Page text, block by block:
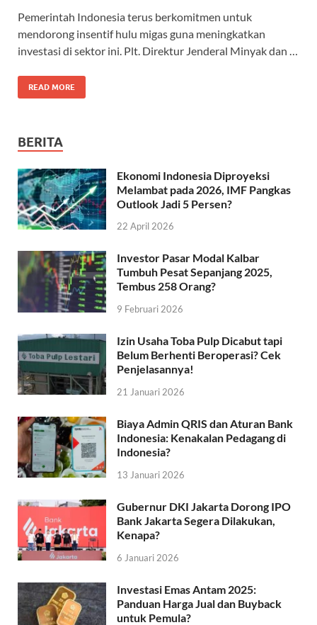
Pemerintah Indonesia terus berkomitmen untuk
mendorong insentif hulu migas guna meningkatkan
investasi di sektor ini. Plt. Direktur Jenderal Minyak dan …
READ MORE
BERITA
Ekonomi Indonesia Diproyeksi
Melambat pada 2026, IMF Pangkas
Outlook Jadi 5 Persen?
22 April 2026
Investor Pasar Modal Kalbar
Tumbuh Pesat Sepanjang 2025,
Tembus 258 Orang?
9 Februari 2026
Izin Usaha Toba Pulp Dicabut tapi
Belum Berhenti Beroperasi? Cek
Penjelasannya!
21 Januari 2026
Biaya Admin QRIS dan Aturan Bank
Indonesia: Kenakalan Pedagang di
Indonesia?
13 Januari 2026
Gubernur DKI Jakarta Dorong IPO
Bank Jakarta Segera Dilakukan,
Kenapa?
6 Januari 2026
Investasi Emas Antam 2025:
Panduan Harga Jual dan Buyback
untuk Pemula?